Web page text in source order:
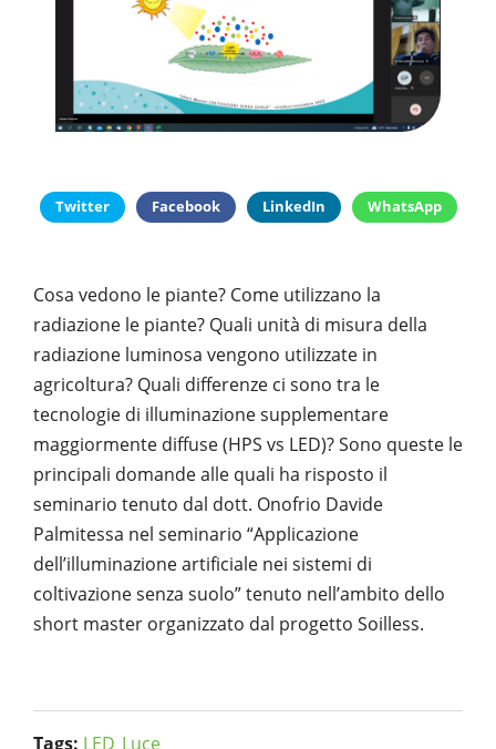
SYSMAN PROGETTI & SERVIZI SRL
TASK 3.7
TASK 3.8
TASK 3.10
PUBBLICAZIONI
ARTICOLO DELLA SETTIMANA
RASSEGNA STAMPA
TESI DI LAUREA
FOTO GALLERY
VIDEO GALLERY
CONTATTI
Twitter Facebook LinkedIn WhatsApp
Cosa vedono le piante? Come utilizzano la
radiazione le piante? Quali unità di misura della
radiazione luminosa vengono utilizzate in
agricoltura? Quali differenze ci sono tra le
tecnologie di illuminazione supplementare
maggiormente diffuse (HPS vs LED)? Sono queste le
principali domande alle quali ha risposto il
seminario tenuto dal dott. Onofrio Davide
Palmitessa nel seminario “Applicazione
dell’illuminazione artificiale nei sistemi di
coltivazione senza suolo” tenuto nell’ambito dello
short master organizzato dal progetto Soilless.
Tags: LED Luce